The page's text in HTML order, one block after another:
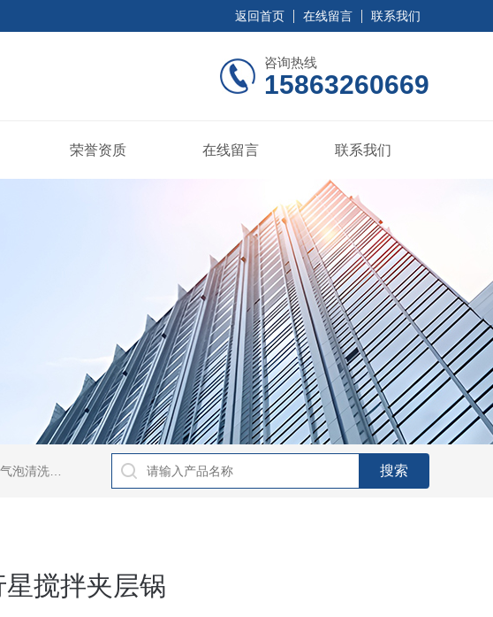
返回首页 在线留言 联系我们
咨询热线
15863260669
荣誉资质 在线留言 联系我们
转风干机
搅拌夹层锅